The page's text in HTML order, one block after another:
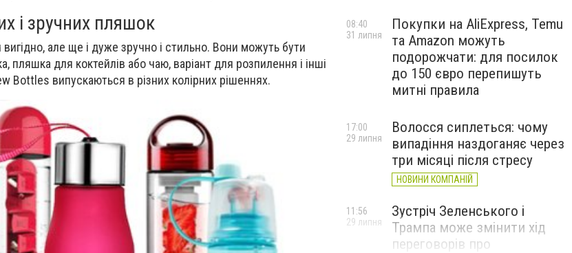
і зручних пляшок
але ще і дуже зручно і стильно. Вони можуть бути
пляшка для коктейлів або чаю, варіант для розпилення і інші
Bottles випускаються в різних колірних рішеннях.
Покупки на AliExpress, Temu
та Amazon можуть
подорожчати: для посилок
до 150 євро перепишуть
митні правила
08:40
31 липня
Волосся сиплеться: чому
випадіння наздоганяє через
три місяці після стресу
НОВИНИ КОМПАНІЙ
17:00
29 липня
Зустріч Зеленського і
Трампа може змінити хід
переговорів про
11:56
29 липня